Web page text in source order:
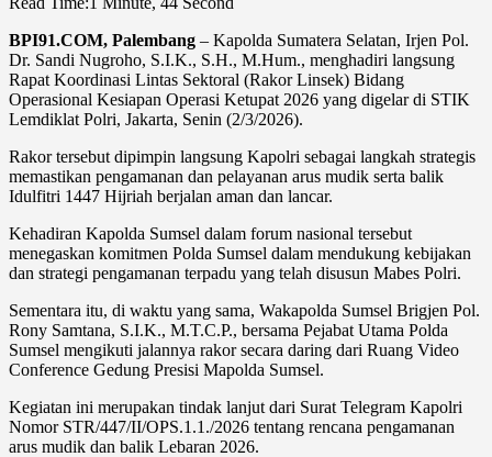
BPI91.COM, Palembang – Kapolda Sumatera Selatan, Irjen Pol.
Dr. Sandi Nugroho, S.I.K., S.H., M.Hum., menghadiri langsung
Rapat Koordinasi Lintas Sektoral (Rakor Linsek) Bidang
Operasional Kesiapan Operasi Ketupat 2026 yang digelar di STIK
Lemdiklat Polri, Jakarta, Senin (2/3/2026).
Rakor tersebut dipimpin langsung Kapolri sebagai langkah strategis
memastikan pengamanan dan pelayanan arus mudik serta balik
Idulfitri 1447 Hijriah berjalan aman dan lancar.
Kehadiran Kapolda Sumsel dalam forum nasional tersebut
menegaskan komitmen Polda Sumsel dalam mendukung kebijakan
dan strategi pengamanan terpadu yang telah disusun Mabes Polri.
Sementara itu, di waktu yang sama, Wakapolda Sumsel Brigjen Pol.
Rony Samtana, S.I.K., M.T.C.P., bersama Pejabat Utama Polda
Sumsel mengikuti jalannya rakor secara daring dari Ruang Video
Conference Gedung Presisi Mapolda Sumsel.
Kegiatan ini merupakan tindak lanjut dari Surat Telegram Kapolri
Nomor STR/447/II/OPS.1.1./2026 tentang rencana pengamanan
arus mudik dan balik Lebaran 2026.